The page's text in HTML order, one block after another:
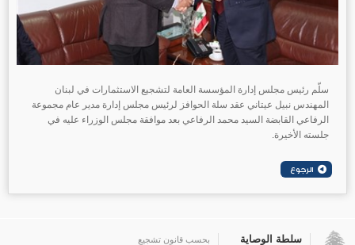
سلّم رئيس مجلس إدارة المؤسسة العامة لتشجيع الاستثمارات في لبنان
المهندس نبيل عيتاني عقد سلة الحوافز لرئيس مجلس إدارة مدير عام مجموعة
الرفاعي القابضة السيد محمد الرفاعي بعد موافقة مجلس الوزراء عليه في
جلسته الأخيرة.
سلطة الوصاية بحسب قانون تشجيع